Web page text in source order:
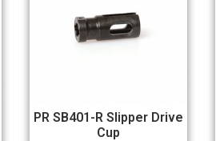
PR SB401-R Slipper Drive
Cup